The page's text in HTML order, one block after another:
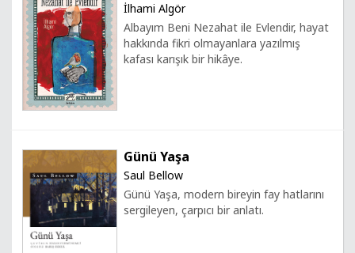
İlhami Algör
Albayım Beni Nezahat ile Evlendir, hayat
hakkında fikri olmayanlara yazılmış
kafası karışık bir hikâye.
Günü Yaşa
Saul Bellow
Günü Yaşa, modern bireyin fay hatlarını
sergileyen, çarpıcı bir anlatı.